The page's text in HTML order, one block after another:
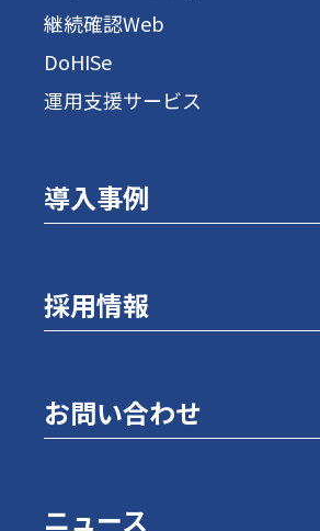
継続確認Web
DoHISe
運用支援サービス
導入事例
採用情報
お問い合わせ
ニュース